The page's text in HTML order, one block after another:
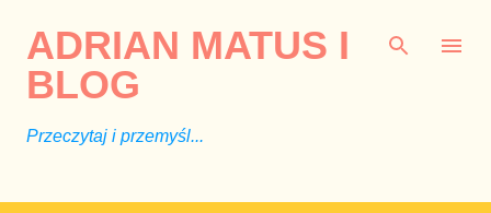
ADRIAN MATUS I
BLOG
Przeczytaj i przemyśl...